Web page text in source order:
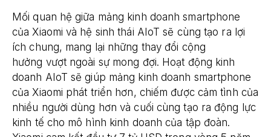
Mối quan hệ giữa mảng kinh doanh smartphone
của Xiaomi và hệ sinh thái AIoT sẽ cùng tạo ra lợi
ích chung, mang lại những thay đổi cộng
hưởng vượt ngoài sự mong đợi. Hoạt động kinh
doanh AIoT sẽ giúp mảng kinh doanh smartphone
của Xiaomi phát triển hơn, chiếm được cảm tình của
nhiều người dùng hơn và cuối cùng tạo ra động lực
kinh tế cho mô hình kinh doanh của tập đoàn.